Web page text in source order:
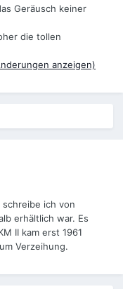
Geräusch keiner
die tollen
anzeigen)
ich von
erhältlich war. Es
II kam erst 1961
Verzeihung.